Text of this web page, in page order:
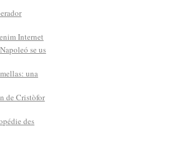
Internet
se us
una
de Cristòfor
des